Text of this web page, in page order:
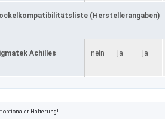
(Herstellerangaben)
Achilles nein ja ja
optionaler Halterung!